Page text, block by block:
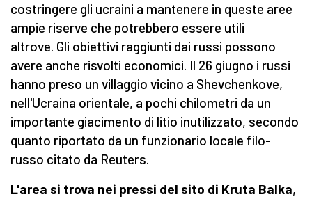
costringere gli ucraini a mantenere in queste aree
ampie riserve che potrebbero essere utili
altrove. Gli obiettivi raggiunti dai russi possono
avere anche risvolti economici. Il 26 giugno i russi
hanno preso un villaggio vicino a Shevchenkove,
nell'Ucraina orientale, a pochi chilometri da un
importante giacimento di litio inutilizzato, secondo
quanto riportato da un funzionario locale filo-
russo citato da Reuters.
L'area si trova nei pressi del sito di Kruta Balka,